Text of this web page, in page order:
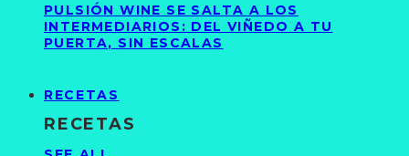
PULSIÓN WINE SE SALTA A LOS
INTERMEDIARIOS: DEL VIÑEDO A TU
PUERTA, SIN ESCALAS
RECETAS
RECETAS